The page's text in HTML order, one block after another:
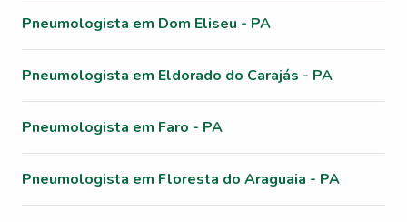
Pneumologista em Dom Eliseu - PA
Pneumologista em Eldorado do Carajás - PA
Pneumologista em Faro - PA
Pneumologista em Floresta do Araguaia - PA